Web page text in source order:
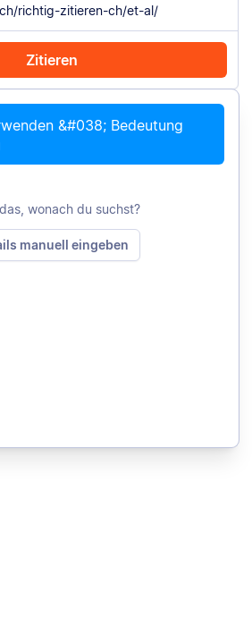
Zitieren
PDF hochladen Manuell zitieren
&#038; Bedeutung
wonach du suchst?
manuell eingeben